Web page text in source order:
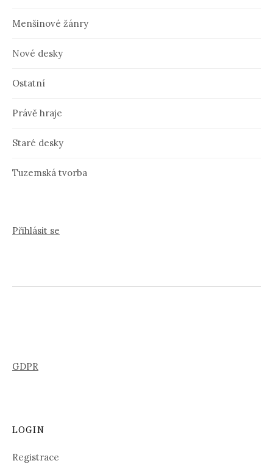
Menšinové žánry
Nové desky
Ostatní
Právě hraje
Staré desky
Tuzemská tvorba
Přihlásit se
GDPR
LOGIN
Registrace